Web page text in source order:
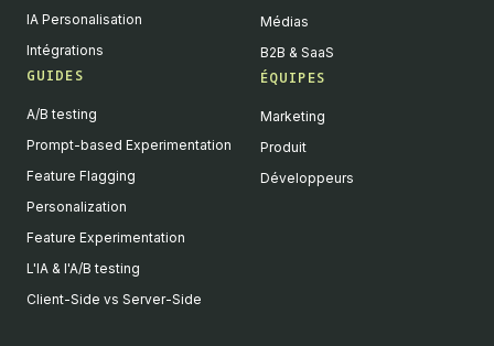
IA Personalisation
Intégrations
GUIDES
A/B testing
Prompt-based Experimentation
Feature Flagging
Personalization
Feature Experimentation
L'IA & l'A/B testing
Client-Side vs Server-Side
Médias
B2B & SaaS
ÉQUIPES
Marketing
Produit
Développeurs